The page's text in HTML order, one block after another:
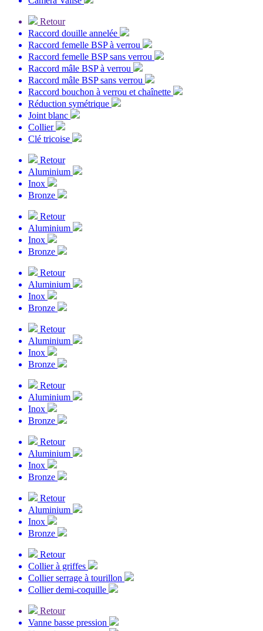
Retour
Raccord douille annelée
Raccord femelle BSP à verrou
Raccord femelle BSP sans verrou
Raccord mâle BSP à verrou
Raccord mâle BSP sans verrou
Raccord bouchon à verrou et chaînette
Réduction symétrique
Joint blanc
Collier
Clé tricoise
Retour
Aluminium
Inox
Bronze
Retour
Aluminium
Inox
Bronze
Retour
Aluminium
Inox
Bronze
Retour
Aluminium
Inox
Bronze
Retour
Aluminium
Inox
Bronze
Retour
Aluminium
Inox
Bronze
Retour
Aluminium
Inox
Bronze
Retour
Collier à griffes
Collier serrage à tourillon
Collier demi-coquille
Retour
Vanne basse pression